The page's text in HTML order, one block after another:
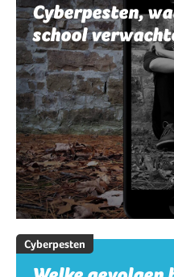
Cyberpesten,
school
Cyberpesten